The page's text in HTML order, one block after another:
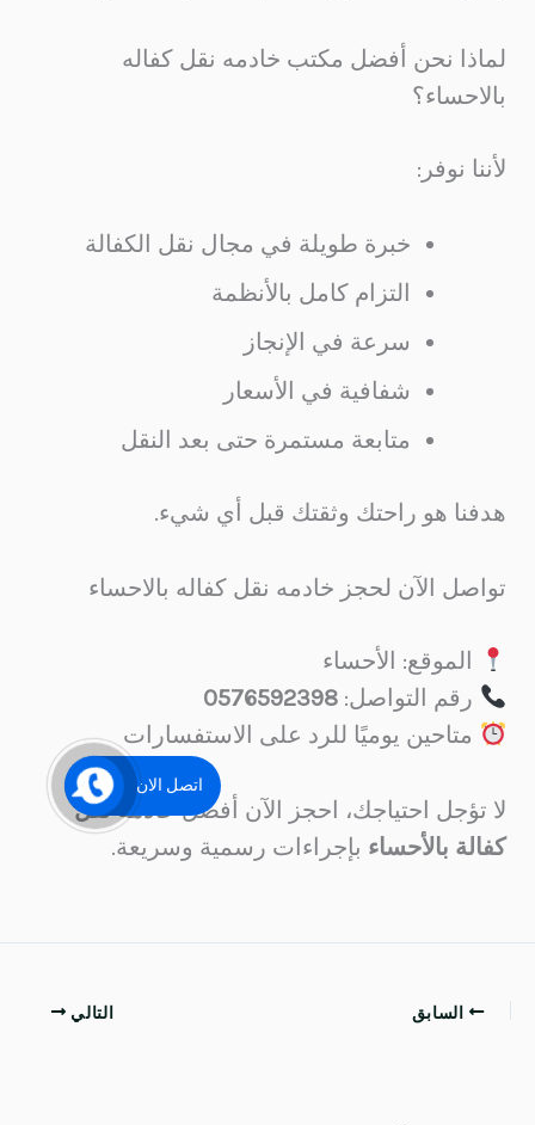
لماذا نحن أفضل مكتب خادمه نقل كفاله
بالاحساء؟
لأننا نوفر:
خبرة طويلة في مجال نقل الكفالة
التزام كامل بالأنظمة
سرعة في الإنجاز
شفافية في الأسعار
متابعة مستمرة حتى بعد النقل
هدفنا هو راحتك وثقتك قبل أي شيء.
تواصل الآن لحجز خادمه نقل كفاله بالاحساء
الموقع: الأحساء
رقم التواصل: 0576592398
متاحين يوميًا للرد على الاستفسارات
لا تؤجل احتياجك، احجز الآن أفضلخادمة نقل
كفالة بالأحساء بإجراءات رسمية وسريعة.
السابق التالي
اتصل الان